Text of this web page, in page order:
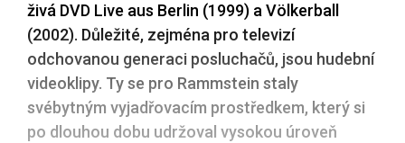
živá DVD Live aus Berlin (1999) a Völkerball
(2002). Důležité, zejména pro televizí
odchovanou generaci posluchačů, jsou hudební
videoklipy. Ty se pro Rammstein staly
svébytným vyjadřovacím prostředkem, který si
po dlouhou dobu udržoval vysokou úroveň